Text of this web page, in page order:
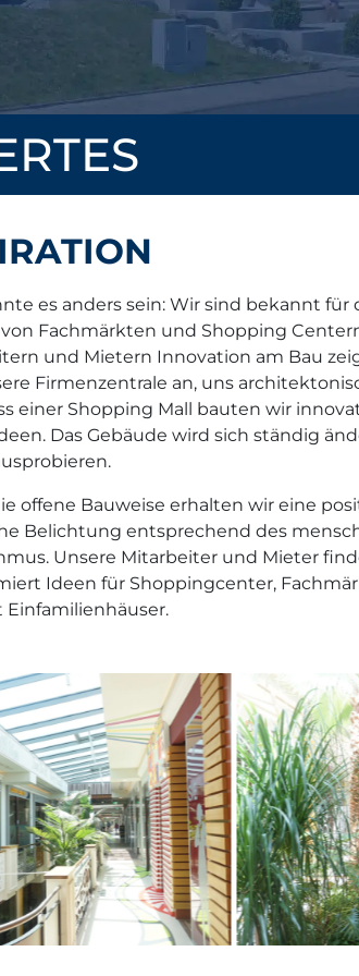
es anders sein: Wir sind bekannt für
Fachmärkten und Shopping
und Mietern Innovation am Bau
Firmenzentrale an, uns
einer Shopping Mall bauten wir
Das Gebäude wird sich ständig
offene Bauweise erhalten wir eine
Belichtung entsprechend des
Unsere Mitarbeiter und Mieter
Ideen für Shoppingcenter,